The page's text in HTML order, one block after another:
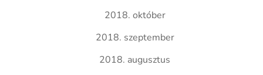
2018. október
2018. szeptember
2018. augusztus